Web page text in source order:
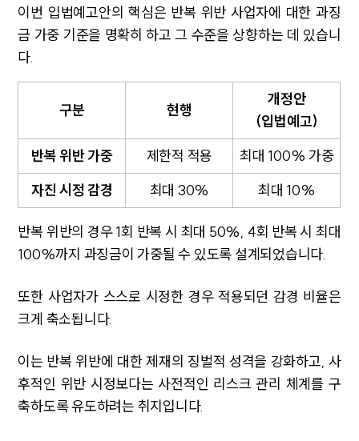
이번 입법예고안의 핵심은 반복 위반 사업자에 대한 과징
금 가중 기준을 명확히 하고 그 수준을 상향하는 데 있습니
다.
구분 현행
개정안
(입법예고)
반복 위반 가중
제한적 적용
최대 100% 가중
자진 시정 감경
최대 30% 최대 10%
반복 위반의 경우 1회 반복 시 최대 50%, 4회 반복 시 최대
100%까지 과징금이 가중될 수 있도록 설계되었습니다.
또한 사업자가 스스로 시정한 경우 적용되던 감경 비율은
크게 축소됩니다.
이는 반복 위반에 대한 제재의 징벌적 성격을 강화하고, 사
후적인 위반 시정보다는 사전적인 리스크 관리 체계를 구
축하도록 유도하려는 취지입니다.